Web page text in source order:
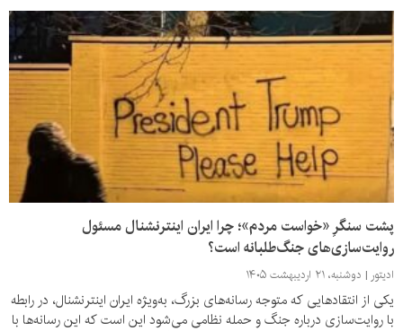
پشت سنگرِ «خواست مردم»؛ چرا ایران‌ اینترنشنال مسئول
روایت‌سازی‌های جنگ‌طلبانه است؟
ادیتور دوشنبه، ۲۱ اردیبهشت ۱۴۰۵
یکی از انتقادهایی که متوجه رسانه‌های بزرگ، به‌ویژه ایران اینترنشنال، در رابطه
با روایت‌سازی درباره جنگ و حمله نظامی می‌شود این است که این رسانه‌ها با